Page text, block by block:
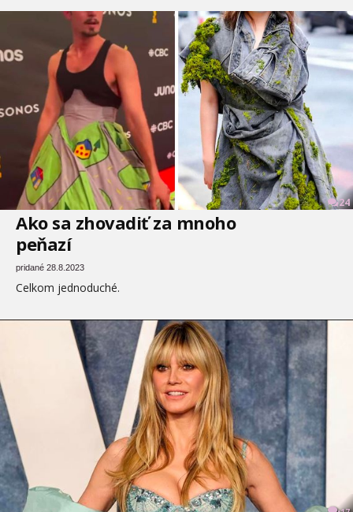
24
Ako sa zhovadiť za mnoho
peňazí
pridané 28.8.2023
Celkom jednoduché.